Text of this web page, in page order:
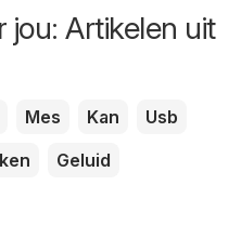
jou: Artikelen uit
Mes Kan
Usb
Geluid